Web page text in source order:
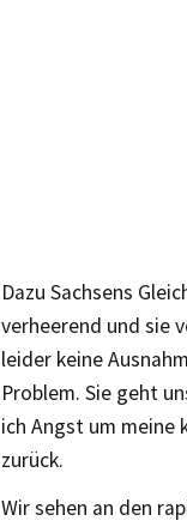
Dazu Sachsens
verheerend und sie
leider keine
Problem. Sie geht
ich Angst um meine
zurück.
Wir sehen an den